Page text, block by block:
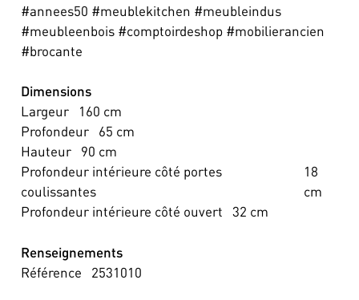
#annees50 #meublekitchen #meubleindus
#meubleenbois #comptoirdeshop #mobilierancien
#brocante
Dimensions
Largeur
160 cm
Profondeur
65 cm
Hauteur
90 cm
Profondeur intérieure côté portes
coulissantes
18
cm
Profondeur intérieure côté ouvert
32 cm
Renseignements
Référence
2531010